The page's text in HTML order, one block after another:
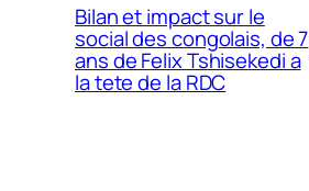
Bilan et impact sur le
social des congolais, de 7
ans de Felix Tshisekedi a
la tete de la RDC